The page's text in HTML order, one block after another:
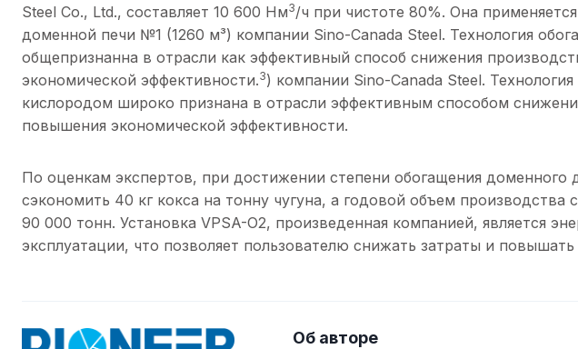
Steel Co., Ltd., составляет 10 600 Нм3/ч при чистоте 80%. Она
доменной печи №1 (1260 м³) компании Sino-Canada Steel. Технология
общепризнанна в отрасли как эффективный способ снижения
экономической эффективности.3) компании Sino-Canada Steel.
кислородом широко признана в отрасли эффективным способом
повышения экономической эффективности.
По оценкам экспертов, при достижении степени обогащения доменного
сэкономить 40 кг кокса на тонну чугуна, а годовой объем производства
90 000 тонн. Установка VPSA-O2, произведенная компанией, является
эксплуатации, что позволяет пользователю снижать затраты и
Об авторе